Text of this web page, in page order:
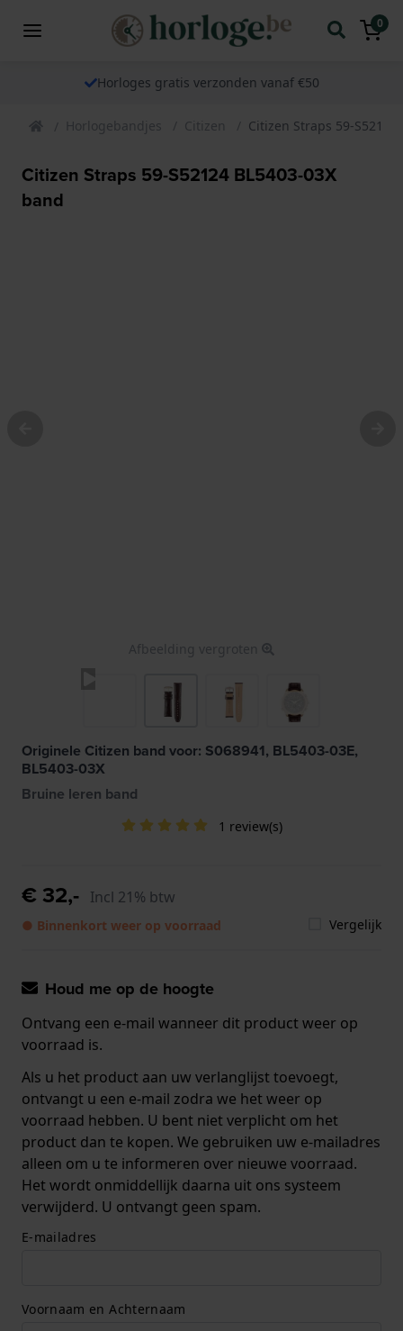
0
Horloges gratis verzonden vanaf €50
Horlogebandjes Citizen Citizen Straps 59-S52124
Citizen Straps 59-S52124 BL5403-03X
band
Afbeelding vergroten
Originele Citizen band voor: S068941, BL5403-03E,
BL5403-03X
Bruine leren band
1 review(s)
€ 32,- Incl 21% btw
● Binnenkort weer op voorraad Vergelijk
Houd me op de hoogte
Ontvang een e-mail wanneer dit product weer op
voorraad is.
Als u het product aan uw verlanglijst toevoegt,
ontvangt u een e-mail zodra we het weer op
voorraad hebben. U bent niet verplicht om het
product dan te kopen. We gebruiken uw e-mailadres
alleen om u te informeren over nieuwe voorraad.
Het wordt onmiddellijk daarna uit ons systeem
verwijderd. U ontvangt geen spam.
E-mailadres
Voornaam en Achternaam